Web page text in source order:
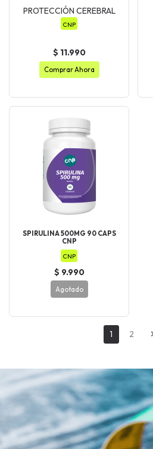
PROTECCIÓN CEREBRAL
CNP
$ 11.990
Comprar Ahora
SPIRULINA 500MG 90 CAPS
CNP
CNP
$ 9.990
Agotado
1 2